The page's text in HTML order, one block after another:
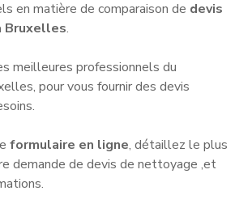
en matière de comparaison de devis
Bruxelles.
meilleures professionnels du
pour vous fournir des devis
formulaire en ligne, détaillez le plus
demande de devis de nettoyage ,et